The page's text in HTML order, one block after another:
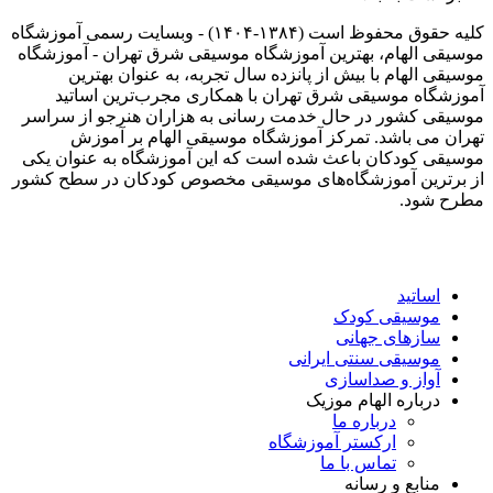
کلیه حقوق محفوظ است (۱۳۸۴-۱۴۰۴) - وبسایت رسمی آموزشگاه
موسیقی الهام، بهترین آموزشگاه موسیقی شرق تهران - آموزشگاه
موسیقی الهام با بیش از پانزده سال تجربه، به عنوان بهترین
آموزشگاه موسیقی شرق تهران با همکاری مجرب‌ترین اساتید
موسیقی کشور در حال خدمت رسانی به هزاران هنرجو از سراسر
تهران می باشد. تمرکز آموزشگاه موسیقی الهام بر آموزش
موسیقی کودکان باعث شده است که این آموزشگاه به عنوان یکی
از برترین آموزشگاه‌های موسیقی مخصوص کودکان در سطح کشور
مطرح شود.
اساتید
موسیقی کودک
سازهای جهانی
موسیقی سنتی ایرانی
آواز و صداسازی
درباره الهام موزیک
درباره ما
ارکستر آموزشگاه
تماس با ما
منابع و رسانه